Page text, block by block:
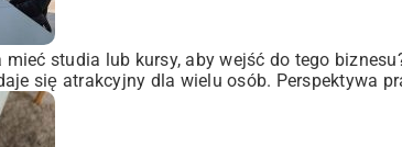
studia lub kursy, aby wejść do tego
się atrakcyjny dla wielu osób. Perspektywa